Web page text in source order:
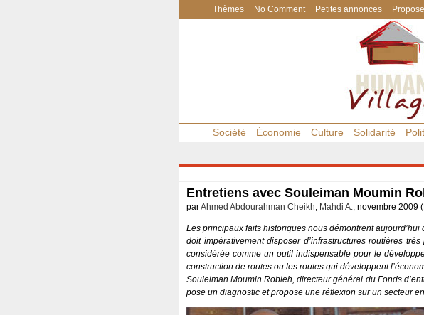
Thèmes No Comment Petites annonces
Société Économie Culture Solidarité
Entretiens avec Souleiman Moumin
parAhmed Abdourahman Cheikh, Mahdi A., novembre 2009 (
Les principaux faits historiques nous démontrent
doit impérativement disposer d’infrastructures routières
considérée comme un outil indispensable pour le
construction de routes ou les routes qui développent
Souleiman Moumin Robleh, directeur général du Fonds
pose un diagnostic et propose une réflexion sur un secteur